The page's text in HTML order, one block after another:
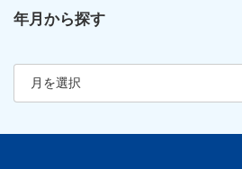
年月から探す
ア